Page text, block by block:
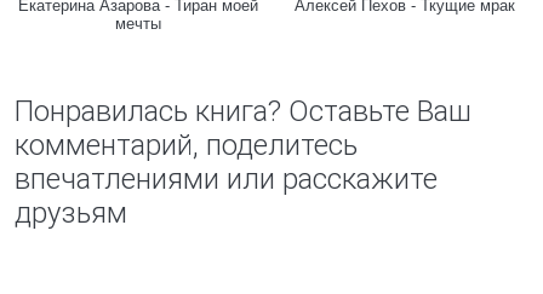
Екатерина Азарова - Тиран моей
мечты
Алексей Пехов - Ткущие мрак
Понравилась книга? Оставьте Ваш
комментарий, поделитесь
впечатлениями или расскажите
друзьям